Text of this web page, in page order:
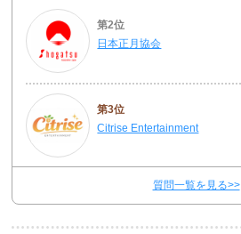
第2位
日本正月協会
第3位
Citrise Entertainment
質問一覧を見る>>